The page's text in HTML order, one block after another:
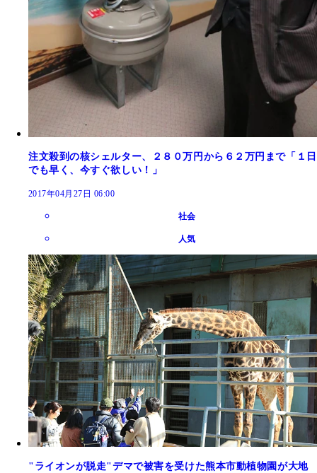
注文殺到の核シェルター、２８０万円から６２万円まで「１日
でも早く、今すぐ欲しい！」
2017年04月27日 06:00
社会
人気
"ライオンが脱走"デマで被害を受けた熊本市動植物園が大地